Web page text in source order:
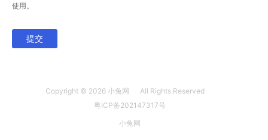
使用。
提交
Copyright © 2026 小兔网
All Rights Reserved
粤ICP备202147317号
小兔网